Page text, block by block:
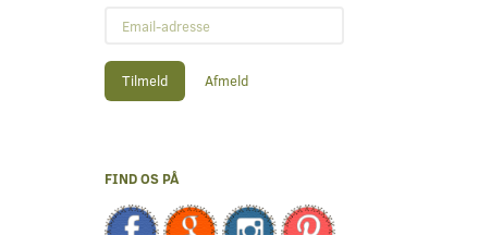
adresse
Tilmeld Afmeld
FIND OS PÅ